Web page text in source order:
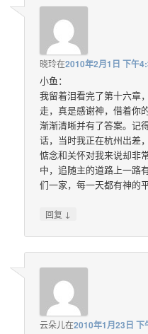
晓玲在2010年2月1日 下午
小鱼：
我留着泪看完了第十六章
走，真是感谢神，借着你
渐渐清晰并有了答案。记
话，当时我正在杭州出差
惦念和关怀对我来说却非
中，追随主的道路上一路
们一家，每一天都有神的
回复 ↓
云朵儿在2010年1月23日 下